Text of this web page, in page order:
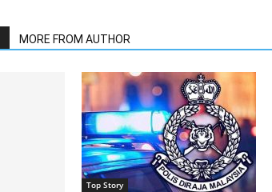
MORE FROM AUTHOR
Top Story